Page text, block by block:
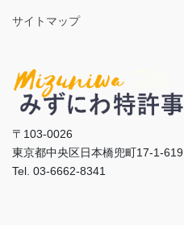
サイトマップ
〒103-0026
東京都中央区日本橋兜町17-1-619
Tel. 03-6662-8341